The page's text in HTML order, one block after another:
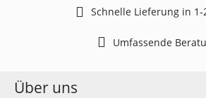
Schnelle Lieferung in 1-
Umfassende
Über uns